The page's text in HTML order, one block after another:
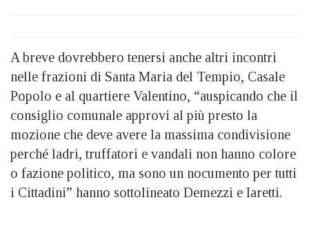
A breve dovrebbero tenersi anche altri incontri
nelle frazioni di Santa Maria del Tempio, Casale
Popolo e al quartiere Valentino, “auspicando che il
consiglio comunale approvi al più presto la
mozione che deve avere la massima condivisione
perché ladri, truffatori e vandali non hanno colore
o fazione politico, ma sono un nocumento per tutti
i Cittadini” hanno sottolineato Demezzi e Iaretti.